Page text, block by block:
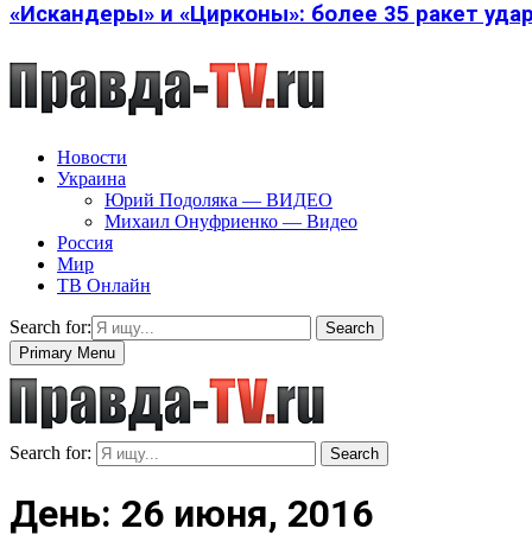
«Искандеры» и «Цирконы»: более 35 ракет
Новости
Украина
Юрий Подоляка — ВИДЕО
Михаил Онуфриенко — Видео
Россия
Мир
ТВ Онлайн
Search for:
Search
Primary Menu
Search for: Search
День: 26 июня, 2016